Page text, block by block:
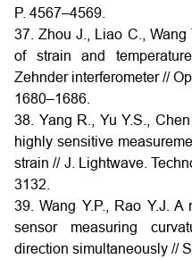
P. 4567–4569.
37. Zhou J., Liao C., Wang
of strain and
Zehnder interferometer //
1680–1686.
38. Yang R., Yu Y.S.,
highly sensitive
strain // J. Lightwave.
3132.
39. Wang Y.P., Rao Y.J.
sensor measuring
direction simultaneously //